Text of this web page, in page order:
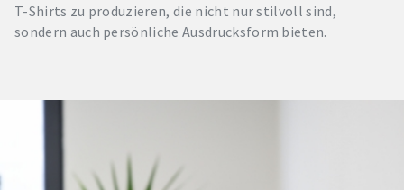
T-Shirts zu produzieren, die nicht nur stilvoll sind,
sondern auch persönliche Ausdrucksform bieten.